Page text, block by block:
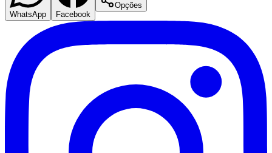
Flamengo
WhatsApp Facebook
Opções